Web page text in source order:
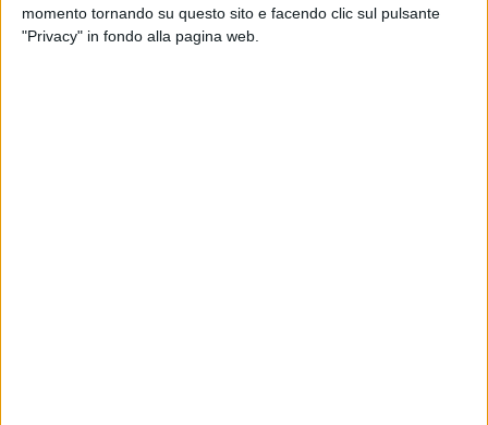
momento tornando su questo sito e facendo clic sul pulsante
"Privacy" in fondo alla pagina web.
Intanto il cantante ha scritto su Twitter: “